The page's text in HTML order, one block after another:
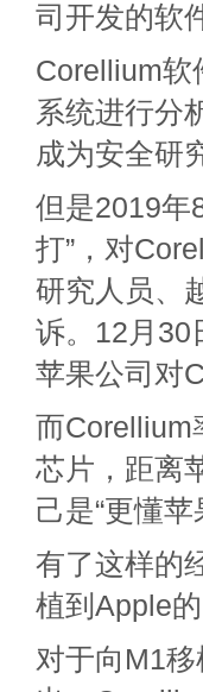
司开发的软
Corellium软
系统进行分
成为安全研
但是2019年
打”，对
研究人员、
诉。12月30
苹果公司对
而Corellium
芯片，距离
己是“更懂苹
有了这样的
植到Apple
对于向M1